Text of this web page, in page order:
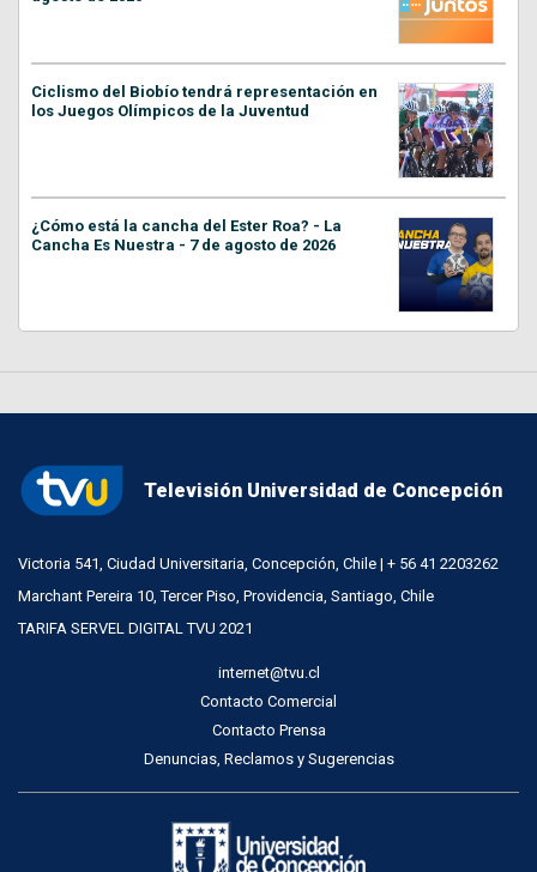
Ciclismo del Biobío tendrá representación en
los Juegos Olímpicos de la Juventud
¿Cómo está la cancha del Ester Roa? - La
Cancha Es Nuestra - 7 de agosto de 2026
Televisión Universidad de Concepción
Victoria 541, Ciudad Universitaria, Concepción, Chile | + 56 41 2203262
Marchant Pereira 10, Tercer Piso, Providencia, Santiago, Chile
TARIFA SERVEL DIGITAL TVU 2021
internet@tvu.cl
Contacto Comercial
Contacto Prensa
Denuncias, Reclamos y Sugerencias